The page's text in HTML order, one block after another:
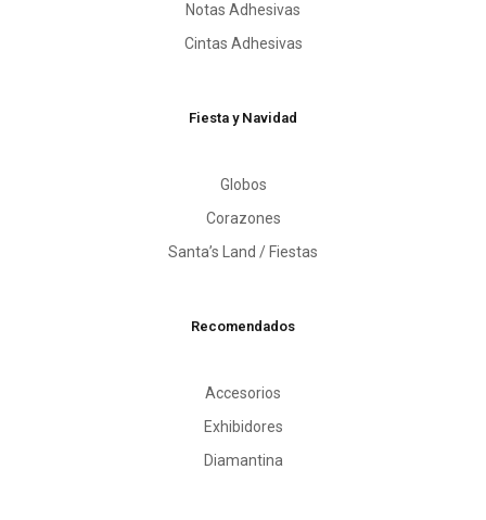
Notas Adhesivas
Cintas Adhesivas
Fiesta y Navidad
Globos
Corazones
Santa’s Land / Fiestas
Recomendados
Accesorios
Exhibidores
Diamantina